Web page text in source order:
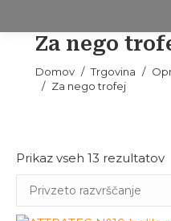
Za nego
Tukaj ste:
Domov Trgovina
Za nego trofej
Prikaz vseh 13 rezultatov